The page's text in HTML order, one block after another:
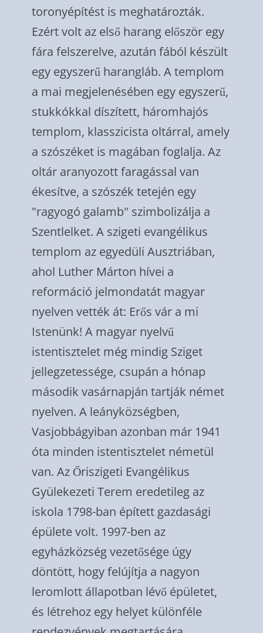
toronyépítést is meghatározták.
Ezért volt az első harang először egy
fára felszerelve, azután fából készült
egy egyszerű harangláb. A templom
a mai megjelenésében egy egyszerű,
stukkókkal díszített, háromhajós
templom, klasszicista oltárral, amely
a szószéket is magában foglalja. Az
oltár aranyozott faragással van
ékesítve, a szószék tetején egy
"ragyogó galamb" szimbolizálja a
Szentlelket. A szigeti evangélikus
templom az egyedüli Ausztriában,
ahol Luther Márton hívei a
reformáció jelmondatát magyar
nyelven vették át: Erős vár a mi
Istenünk! A magyar nyelvű
istentisztelet még mindig Sziget
jellegzetessége, csupán a hónap
második vasárnapján tartják német
nyelven. A leányközségben,
Vasjobbágyiban azonban már 1941
óta minden istentisztelet németül
van. Az Őriszigeti Evangélikus
Gyülekezeti Terem eredetileg az
iskola 1798-ban épített gazdasági
épülete volt. 1997-ben az
egyházközség vezetősége úgy
döntött, hogy felújítja a nagyon
leromlott állapotban lévő épületet,
és létrehoz egy helyet különféle